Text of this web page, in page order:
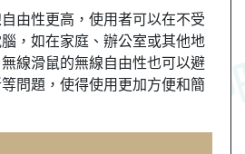
由性更高，使用者可以在不受
，如在家庭、辦公室或其他地
線滑鼠的無線自由性也可以避
問題，使得使用更加方便和簡